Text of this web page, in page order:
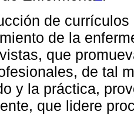
de
de la
que
de tal
y la práctica,
que lidere